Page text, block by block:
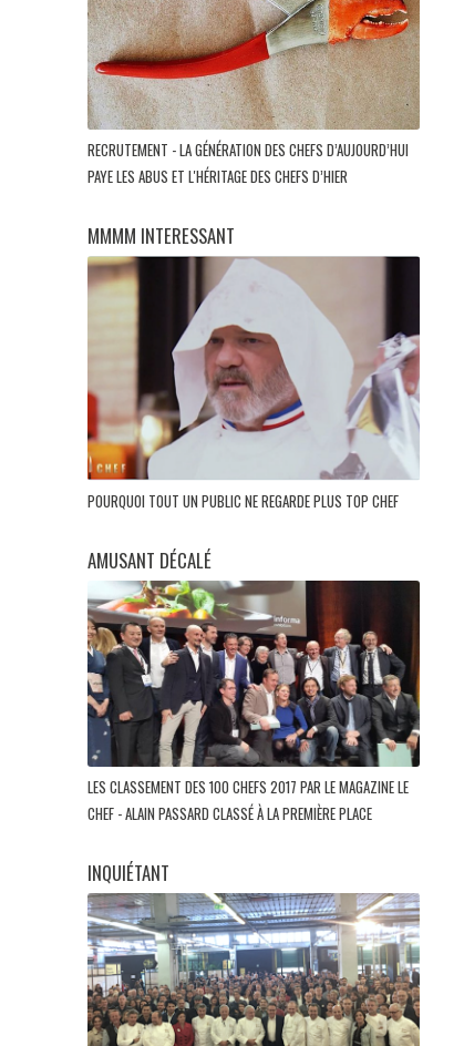
RECRUTEMENT - LA GÉNÉRATION DES CHEFS D’AUJOURD’HUI
PAYE LES ABUS ET L'HÉRITAGE DES CHEFS D’HIER
MMMM INTERESSANT
POURQUOI TOUT UN PUBLIC NE REGARDE PLUS TOP CHEF
AMUSANT DÉCALÉ
LES CLASSEMENT DES 100 CHEFS 2017 PAR LE MAGAZINE LE
CHEF - ALAIN PASSARD CLASSÉ À LA PREMIÈRE PLACE
INQUIÉTANT